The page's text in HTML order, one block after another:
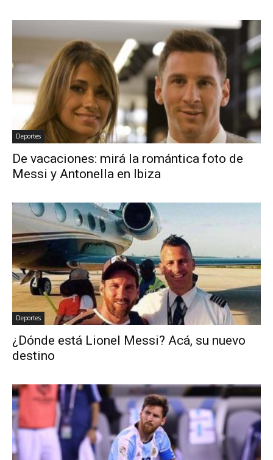
Deportes
De vacaciones: mirá la romántica foto de
Messi y Antonella en Ibiza
Deportes
¿Dónde está Lionel Messi? Acá, su nuevo
destino